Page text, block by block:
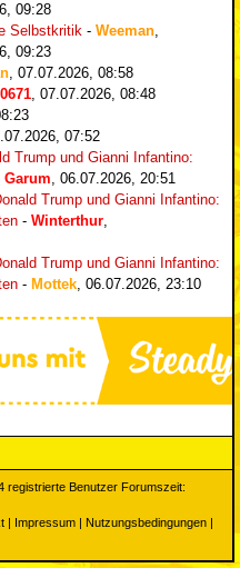
09:28
Selbstkritik - Weeman,
09:23
, 07.07.2026, 08:58
, 07.07.2026, 08:48
07:52
Trump und Gianni Infantino:
Garum, 06.07.2026, 20:51
Trump und Gianni Infantino:
- Winterthur,
Trump und Gianni Infantino:
- Mottek, 06.07.2026, 23:10
registrierte Benutzer Forumszeit:
| Impressum | Nutzungsbedingungen |